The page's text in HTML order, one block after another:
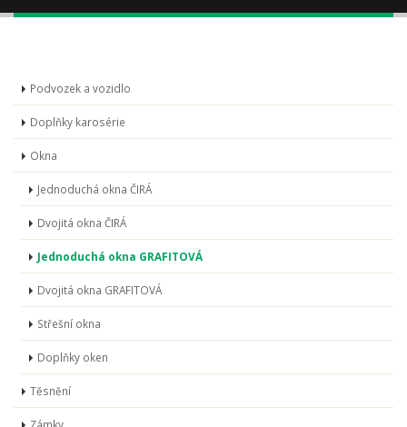
Podvozek a vozidlo
Doplňky karosérie
Okna
Jednoduchá okna ČIRÁ
Dvojitá okna ČIRÁ
Jednoduchá okna GRAFITOVÁ
Dvojitá okna GRAFITOVÁ
Střešní okna
Doplňky oken
Těsnění